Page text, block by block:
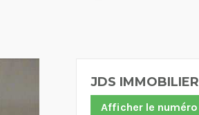
JDS IMMOBILIER
Afficher le numéro